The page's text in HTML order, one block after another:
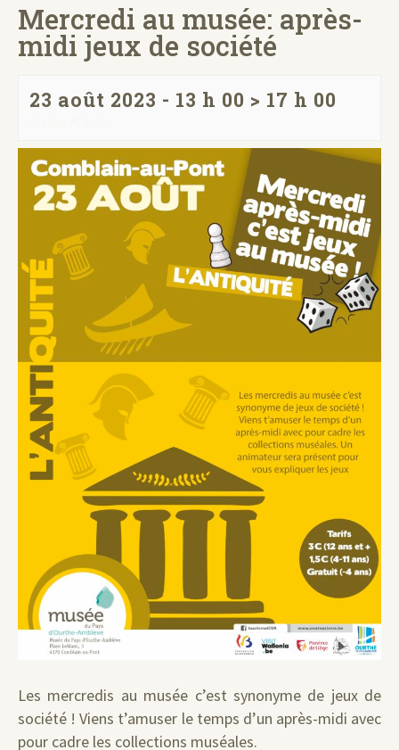
Mercredi au musée: après-
midi jeux de société
23 août 2023 - 13 h 00 > 17 h 00
Les mercredis au musée c’est synonyme de jeux de
société ! Viens t’amuser le temps d’un après-midi avec
pour cadre les collections muséales.